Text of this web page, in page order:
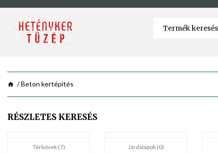
Beton kertépítés
RÉSZLETES KERESÉS
Térkövek (7) Járdalapok (0)